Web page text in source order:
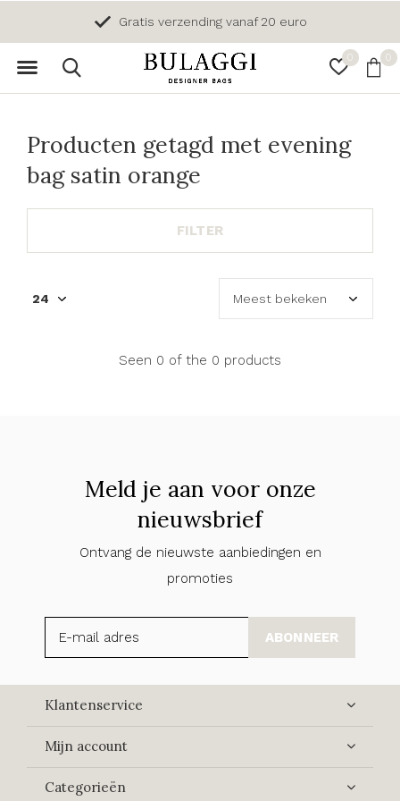
0 0
Gratis verzending vanaf 20 euro
Producten getagd met evening
bag satin orange
FILTER
Seen 0 of the 0 products
Meld je aan voor onze
nieuwsbrief
Ontvang de nieuwste aanbiedingen en
promoties
ABONNEER
Klantenservice
Mijn account
Categorieën